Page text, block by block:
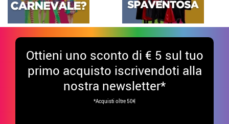
Ottieni uno sconto di € 5 sul tuo
primo acquisto iscrivendoti alla
nostra newsletter*
*Acquisti oltre 50€